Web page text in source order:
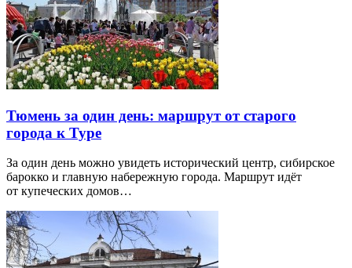
Тюмень за один день: маршрут от старого
города к Туре
За один день можно увидеть исторический центр, сибирское
барокко и главную набережную города. Маршрут идёт
от купеческих домов…